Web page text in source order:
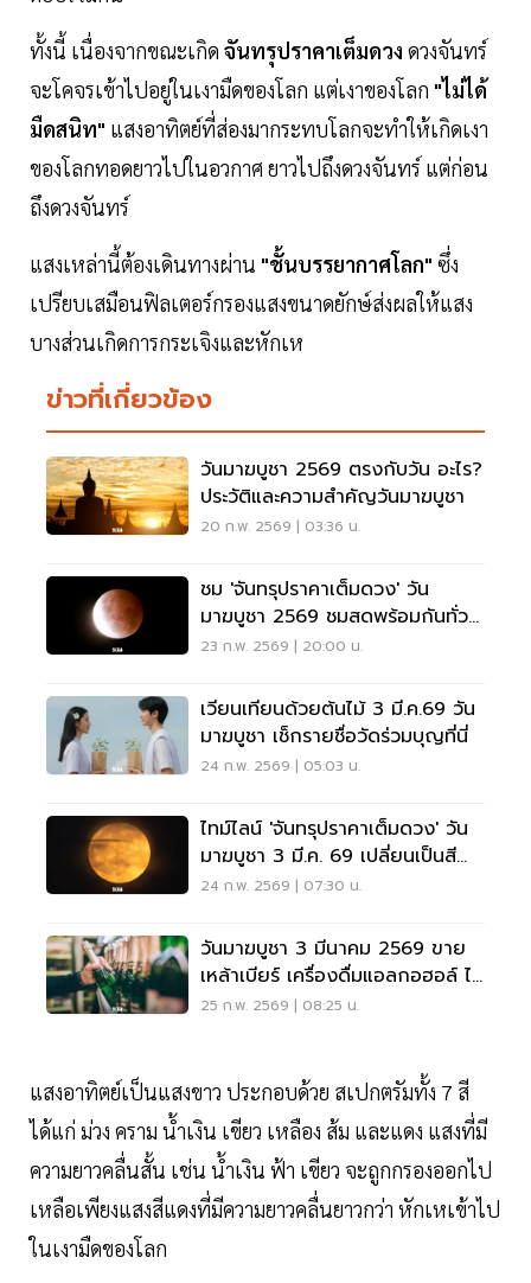
ทั้งนี้ เนื่องจากขณะเกิด จันทรุปราคาเต็มดวง ดวงจันทร์
จะโคจรเข้าไปอยู่ในเงามืดของโลก แต่เงาของโลก "ไม่ได้
มืดสนิท" แสงอาทิตย์ที่ส่องมากระทบโลกจะทำให้เกิดเงา
ของโลกทอดยาวไปในอวกาศ ยาวไปถึงดวงจันทร์ แต่ก่อน
ถึงดวงจันทร์
แสงเหล่านี้ต้องเดินทางผ่าน "ชั้นบรรยากาศโลก" ซึ่ง
เปรียบเสมือนฟิลเตอร์กรองแสงขนาดยักษ์ส่งผลให้แสง
บางส่วนเกิดการกระเจิงและหักเห
ข่าวที่เกี่ยวข้อง
วันมาฆบูชา 2569 ตรงกับวัน อะไร?
ประวัติและความสำคัญวันมาฆบูชา
20 ก.พ. 2569 | 03:36 น.
ชม 'จันทรุปราคาเต็มดวง' วัน
มาฆบูชา 2569 ชมสดพร้อมกันทั่ว
ไทย 3 มี.ค.นี้
23 ก.พ. 2569 | 20:00 น.
เวียนเทียนด้วยต้นไม้ 3 มี.ค.69 วัน
มาฆบูชา เช็กรายชื่อวัดร่วมบุญที่นี่
24 ก.พ. 2569 | 05:03 น.
ไทม์ไลน์ 'จันทรุปราคาเต็มดวง' วัน
มาฆบูชา 3 มี.ค. 69 เปลี่ยนเป็นสี
แดงอิฐ ตอนไหน
24 ก.พ. 2569 | 07:30 น.
วันมาฆบูชา 3 มีนาคม 2569 ขาย
เหล้าเบียร์ เครื่องดื่มแอลกอฮอล์ ได้
หรือไม่
25 ก.พ. 2569 | 08:25 น.
แสงอาทิตย์เป็นแสงขาว ประกอบด้วย สเปกตรัมทั้ง 7 สี
ได้แก่ ม่วง คราม น้ำเงิน เขียว เหลือง ส้ม และแดง แสงที่มี
ความยาวคลื่นสั้น เช่น น้ำเงิน ฟ้า เขียว จะถูกกรองออกไป
เหลือเพียงแสงสีแดงที่มีความยาวคลื่นยาวกว่า หักเหเข้าไป
ในเงามืดของโลก